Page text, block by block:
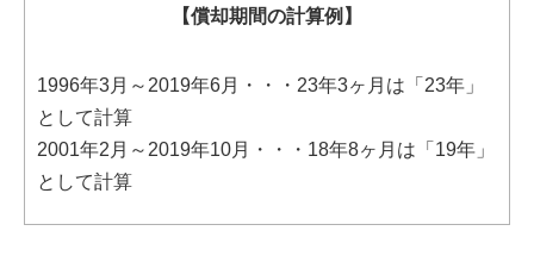
【償却期間の計算例】
1996年3月～2019年6月・・・23年3ヶ月は「23年」
として計算
2001年2月～2019年10月・・・18年8ヶ月は「19年」
として計算